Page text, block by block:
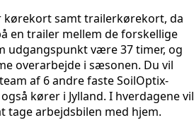
kørekort samt trailerkørekort, da
en trailer mellem de forskellige
udgangspunkt være 37 timer, og
overarbejde i sæsonen. Du vil
af 6 andre faste SoilOptix-
kører i Jylland. I hverdagene vil
tage arbejdsbilen med hjem.